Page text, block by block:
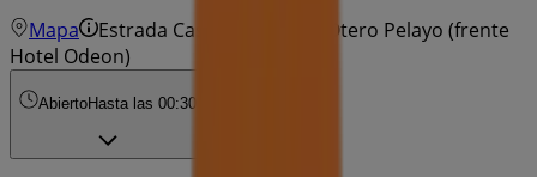
Mapa
Estrada Castelao c/v Rua Otero Pelayo (frente
Hotel Odeon)
AbiertoHasta las 00:30